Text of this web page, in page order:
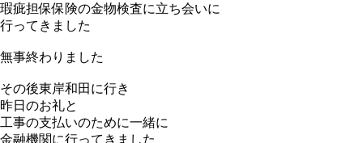
瑕疵担保保険の金物検査に立ち会いに
行ってきました
無事終わりました
その後東岸和田に行き
昨日のお礼と
工事の支払いのために一緒に
金融機関に行ってきました